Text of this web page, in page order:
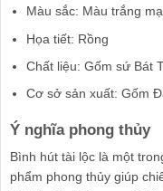
Màu sắc: Màu trắng
Họa tiết: Rồng
Chất liệu: Gốm sứ Bát
Cơ sở sản xuất: Gốm
Ý nghĩa phong thủy
Bình hút tài lộc là một
phẩm phong thủy giúp